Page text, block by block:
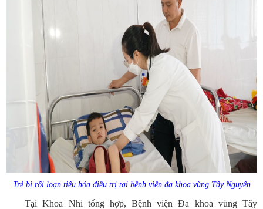
Trẻ bị rối loạn tiêu hóa điều trị tại bệnh viện đa khoa vùng Tây Nguyên
Tại Khoa Nhi tổng hợp, Bệnh viện Đa khoa vùng Tây